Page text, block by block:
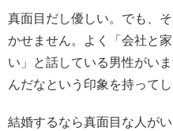
真面目だし優しい。でも、
かせません。よく「会社と
い」と話している男性がい
んだなという印象を持ってし
結婚するなら真面目な人が